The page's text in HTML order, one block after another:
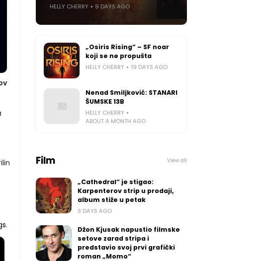
.
HELLY CHERRY 9 DAYS AGO
„Osiris Rising“ – SF noar
koji se ne propušta
HELLY CHERRY 19 DAYS AGO
Nenad Smiljković: STANARI
ŠUMSKE 13B
HELLY CHERRY
ABOUT A MONTH AGO
Film View all
„Cathedral“ je stigao:
Karpenterov strip u prodaji,
album stiže u petak
3 DAYS AGO
Džon Kjusak napustio filmske
setove zarad stripa i
predstavio svoj prvi grafički
roman „Momo“